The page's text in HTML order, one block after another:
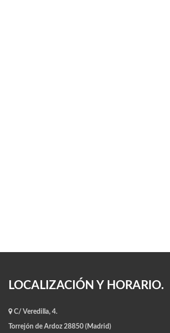
LOCALIZACIÓN Y HORARIO.
C/ Veredilla, 4.
Torrejón de Ardoz 28850 (Madrid)